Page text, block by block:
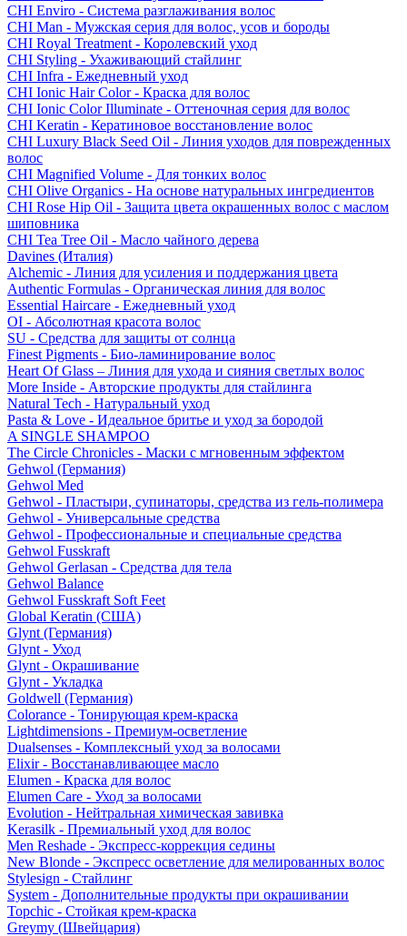
CHI Enviro - Система разглаживания волос
CHI Man - Мужская серия для волос, усов и бороды
CHI Royal Treatment - Королевский уход
CHI Styling - Ухаживающий стайлинг
CHI Infra - Ежедневный уход
CHI Ionic Hair Color - Краска для волос
CHI Ionic Color Illuminate - Оттеночная серия для волос
CHI Keratin - Кератиновое восстановление волос
CHI Luxury Black Seed Oil - Линия уходов для поврежденных
волос
CHI Magnified Volume - Для тонких волос
CHI Olive Organics - На основе натуральных ингредиентов
CHI Rose Hip Oil - Защита цвета окрашенных волос с маслом
шиповника
CHI Tea Tree Oil - Масло чайного дерева
Davines (Италия)
Alchemic - Линия для усиления и поддержания цвета
Authentic Formulas - Органическая линия для волос
Essential Haircare - Eжедневный уход
OI - Абсолютная красота волос
SU - Средства для защиты от солнца
Finest Pigments - Био-ламинирование волос
Heart Of Glass – Линия для ухода и сияния светлых волос
More Inside - Авторские продукты для стайлинга
Natural Tech - Натуральный уход
Pasta & Love - Идеальное бритье и уход за бородой
A SINGLE SHAMPOO
The Circle Chronicles - Маски с мгновенным эффектом
Gehwol (Германия)
Gehwol Med
Gehwol - Пластыри, супинаторы, средства из гель-полимера
Gehwol - Универсальные средства
Gehwol - Профессиональные и специальные средства
Gehwol Fusskraft
Gehwol Gerlasan - Средства для тела
Gehwol Balance
Gehwol Fusskraft Soft Feet
Global Keratin (США)
Glynt (Германия)
Glynt - Уход
Glynt - Окрашивание
Glynt - Укладка
Goldwell (Германия)
Colorance - Тонирующая крем-краска
Lightdimensions - Премиум-осветление
Dualsenses - Комплексный уход за волосами
Elixir - Восстанавливающее масло
Elumen - Краска для волос
Elumen Care - Уход за волосами
Evolution - Нейтральная химическая завивка
Kerasilk - Премиальный уход для волос
Men Reshade - Экспресс-коррекция седины
New Blonde - Экспресс осветление для мелированных волос
Stylesign - Стайлинг
System - Дополнительные продукты при окрашивании
Topchic - Стойкая крем-краска
Greymy (Швейцария)